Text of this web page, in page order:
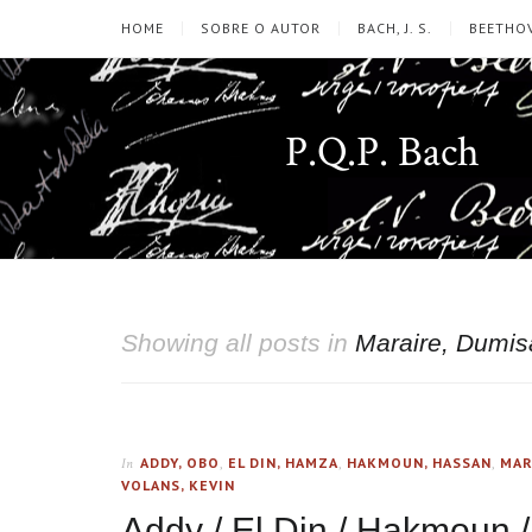
HOME SOBRE O AUTOR BACH, J. S.
P.Q.P. Bach
Showing all posts in Maraire,
In ADDY, OBO EL DIN, HAMZA HAKMOUN, HASSAN
VOLANS, KEVIN